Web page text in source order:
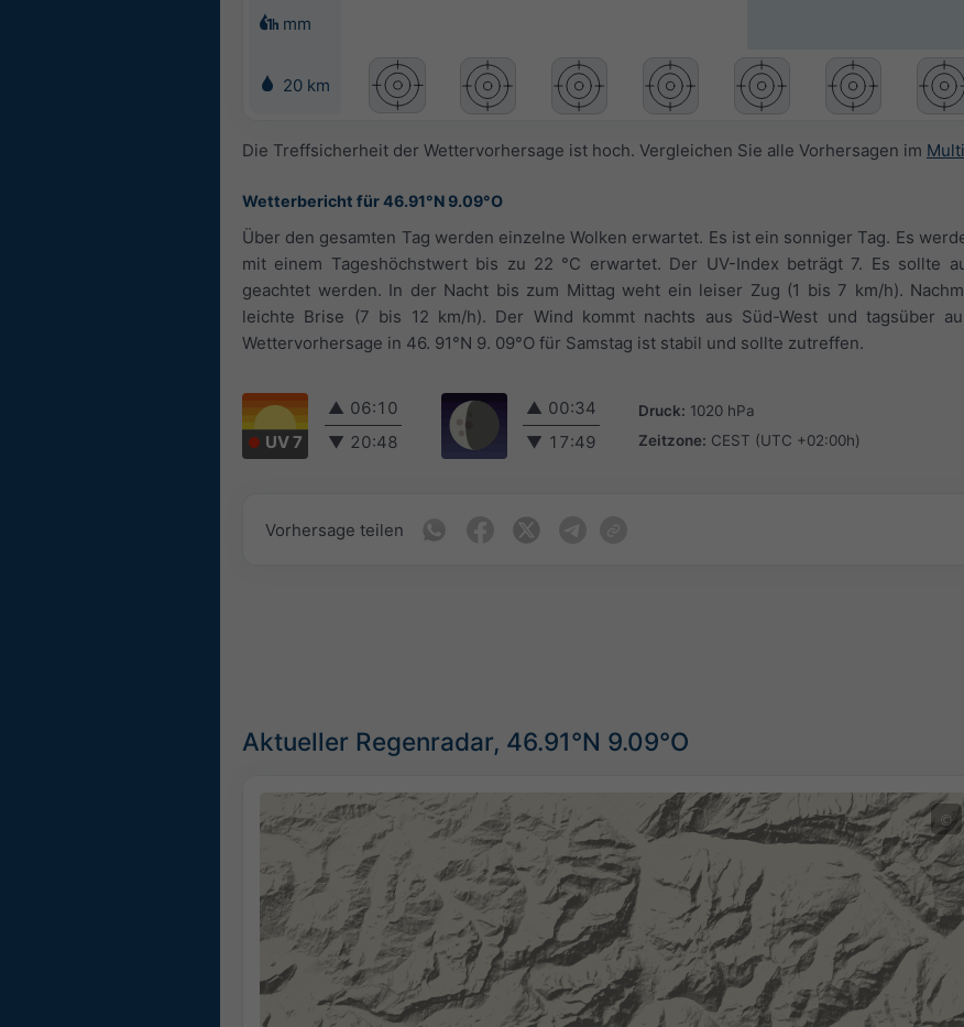
mm
20 km
Die Treffsicherheit der Wettervorhersage ist hoch. Vergleichen Sie alle Vorhersagen im
Wetterbericht für 46.91°N 9.09°O
Über den gesamten Tag werden einzelne Wolken erwartet. Es ist ein sonniger Tag. Es
mit einem Tageshöchstwert bis zu 22 °C erwartet. Der UV-Index beträgt 7. Es sollte
geachtet werden. In der Nacht bis zum Mittag weht ein leiser Zug (1 bis 7 km/h).
leichte Brise (7 bis 12 km/h). Der Wind kommt nachts aus Süd-West und tagsüber
Wettervorhersage in 46. 91°N 9. 09°O für Samstag ist stabil und sollte zutreffen.
UV 7
▲ 06:10
▼ 20:48
▲ 00:34
▼ 17:49
Druck: 1020 hPa
Zeitzone: CEST (UTC +02:00h)
Vorhersage teilen
Aktueller Regenradar, 46.91°N 9.09°O
©